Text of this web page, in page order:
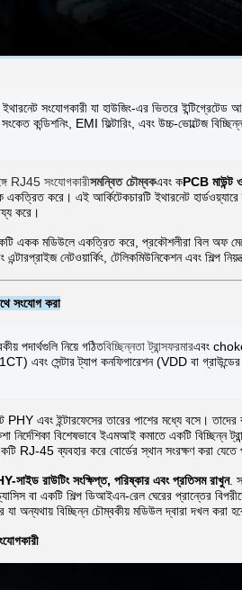
সংযোগকারী যা হাউজিং-এর ভিতরে
কন্ডিশনিং, EMI ফিল্টারিং, এবং উচ্চ-ভোল্টেজ
RJ45 সংযোগকারীসমন্বিত চৌম্বকএবং কPCB মাউন্ট
করে। এই আর্কিটেকচারটি ইথারনেট
করে।
একক মডিউলে একত্রিত করে, প্রকৌশলীরা বিল অফ
নেটওয়ার্কিং, টেলিকমিউনিকেশন এবং শিল্প
সংযোগ করা
পদার্থগুলি নিয়ে গঠিতবিচ্ছিন্নতা ট্রান্সফরমারএবং
এবং সেন্টার ট্যাপ কনফিগারেশন (VDD বা
PHY এবং ইন্টারফেসের তারের পাশের মধ্যে বসে।
নির্দেশিকা বিশেষভাবে ইএমআই কমাতে একটি
RJ-45 ব্যবহার করে বোর্ডের স্থান সংরক্ষণ করা যেতে
সাইড রাউটিং সংক্ষিপ্ত, পরিষ্কার এবং প্রতিসম রাখুন.
বা একটি শিল্প ডিআইএন-রেল ঘেরের প্রান্তের
অন্যথায় বিচ্ছিন্ন চৌম্বকীয় মডিউল দ্বারা দখল করা